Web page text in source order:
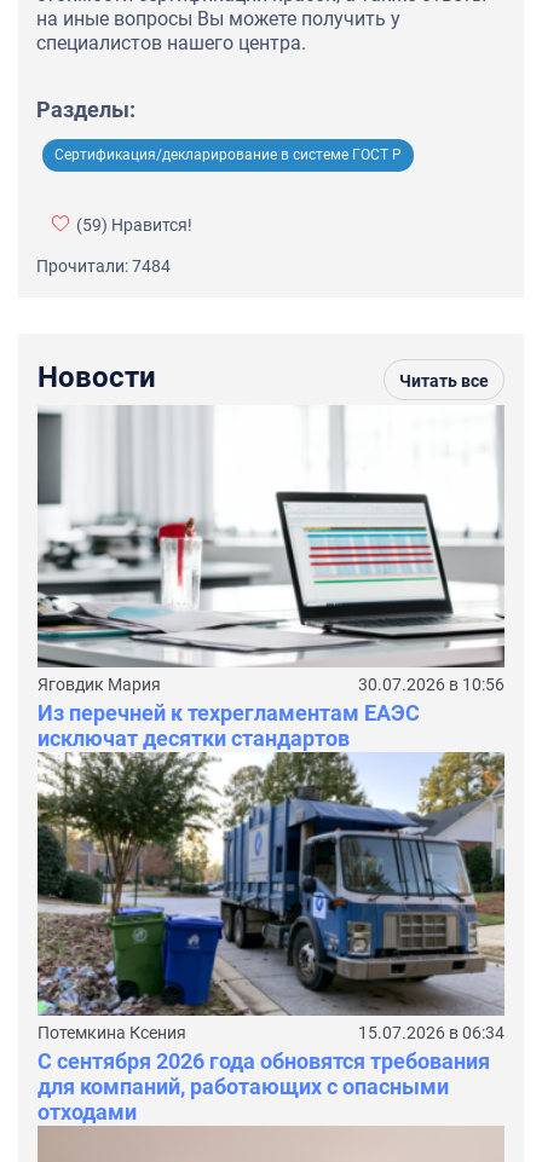
на иные вопросы Вы можете получить у
специалистов нашего центра.
Разделы:
Сертификация/декларирование в системе ГОСТ Р
(59) Нравится!
Прочитали: 7484
Новости Читать все
Яговдик Мария 30.07.2026 в 10:56
Из перечней к техрегламентам ЕАЭС
исключат десятки стандартов
Потемкина Ксения 15.07.2026 в 06:34
С сентября 2026 года обновятся требования
для компаний, работающих с опасными
отходами